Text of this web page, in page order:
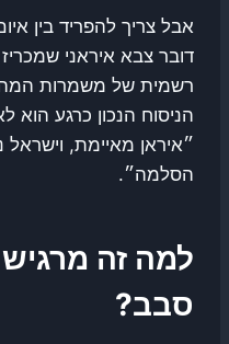
אבל צריך להפריד בין
דובר צבא איראני
רשמית של משמרות
הניסוח הנכון כרגע
״איראן מאיימת,
הסלמה״.
למה זה
סבב?